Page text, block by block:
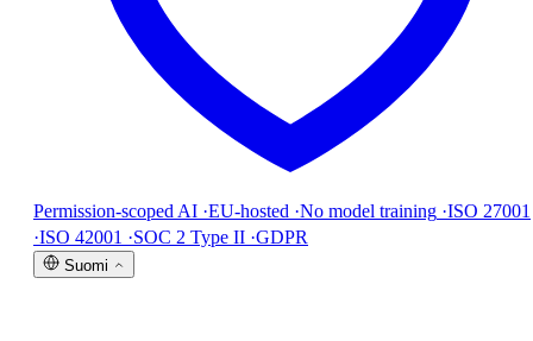
Permission-scoped AI ·EU-hosted ·No model training ·ISO 27001
·ISO 42001 ·SOC 2 Type II ·GDPR
Suomi